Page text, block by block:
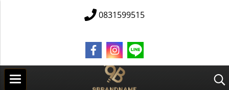
0831599515